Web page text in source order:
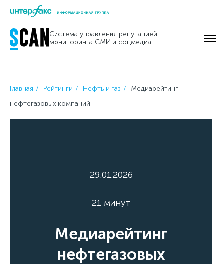
Skip
content
Система управления репутацией
мониторинга СМИ и соцмедиа
Главная Рейтинги Нефть и газ
Медиарейтинг
нефтегазовых компаний
29.01.2026
21 минут
Медиарейтинг
нефтегазовых